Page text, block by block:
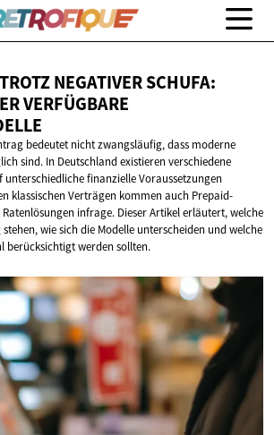
NEGATIVER SCHUFA:
VERFÜGBARE
bedeutet nicht zwangsläufig, dass moderne
sind. In Deutschland existieren verschiedene
finanzielle Voraussetzungen
klassischen Verträgen kommen auch Prepaid-
infrage. Dieser Artikel erläutert, welche
wie sich die Modelle unterscheiden und welche
berücksichtigt werden sollten.